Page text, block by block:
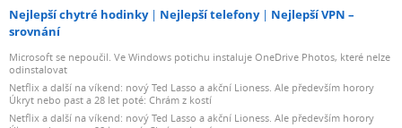
Nejlepší chytré hodinky Nejlepší telefony
Nejlepší VPN –
srovnání
Microsoft se nepoučil. Ve Windows potichu instaluje OneDrive Photos, které nelze
odinstalovat
Netflix a další na víkend: nový Ted Lasso a akční Lioness. Ale především horory
Úkryt nebo past a 28 let poté: Chrám z kostí
Netflix a další na víkend: nový Ted Lasso a akční Lioness. Ale především horory